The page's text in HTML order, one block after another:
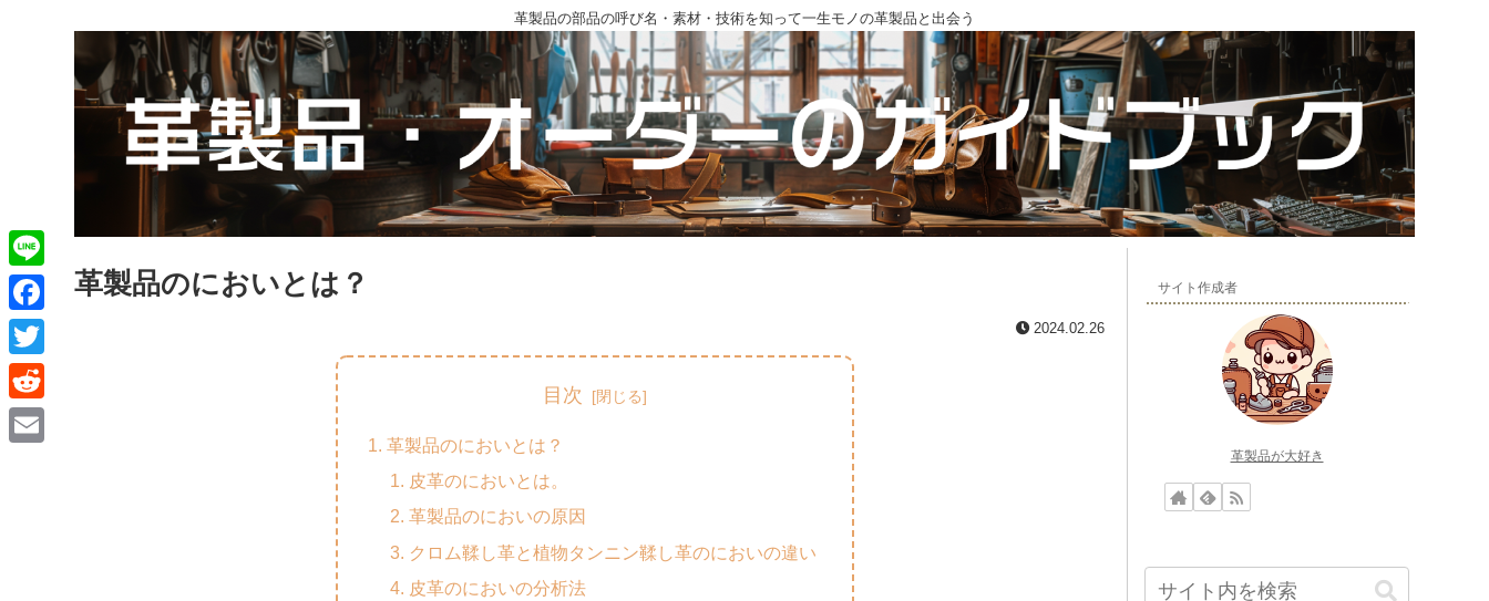
革製品の部品の呼び名・素材・技術を知って一生モノの革製品と出会う
革製品のにおいとは？
2024.02.26
目次
革製品のにおいとは？
皮革のにおいとは。
革製品のにおいの原因
クロム鞣し革と植物タンニン鞣し革のにおいの違い
皮革のにおいの分析法
サイト作成者
革製品が大好き
L
i
n
e
F
a
c
e
T
w
i
R